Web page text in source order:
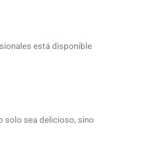
está disponible
solo sea delicioso, sino